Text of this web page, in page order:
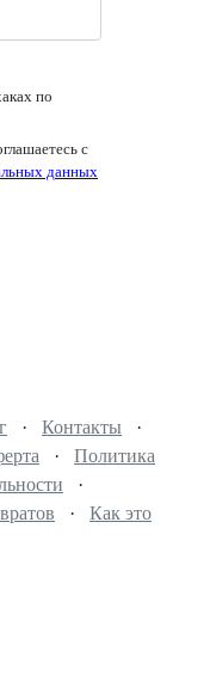
по
с
данных
· Контакты ·
· Политика
·
· Как это